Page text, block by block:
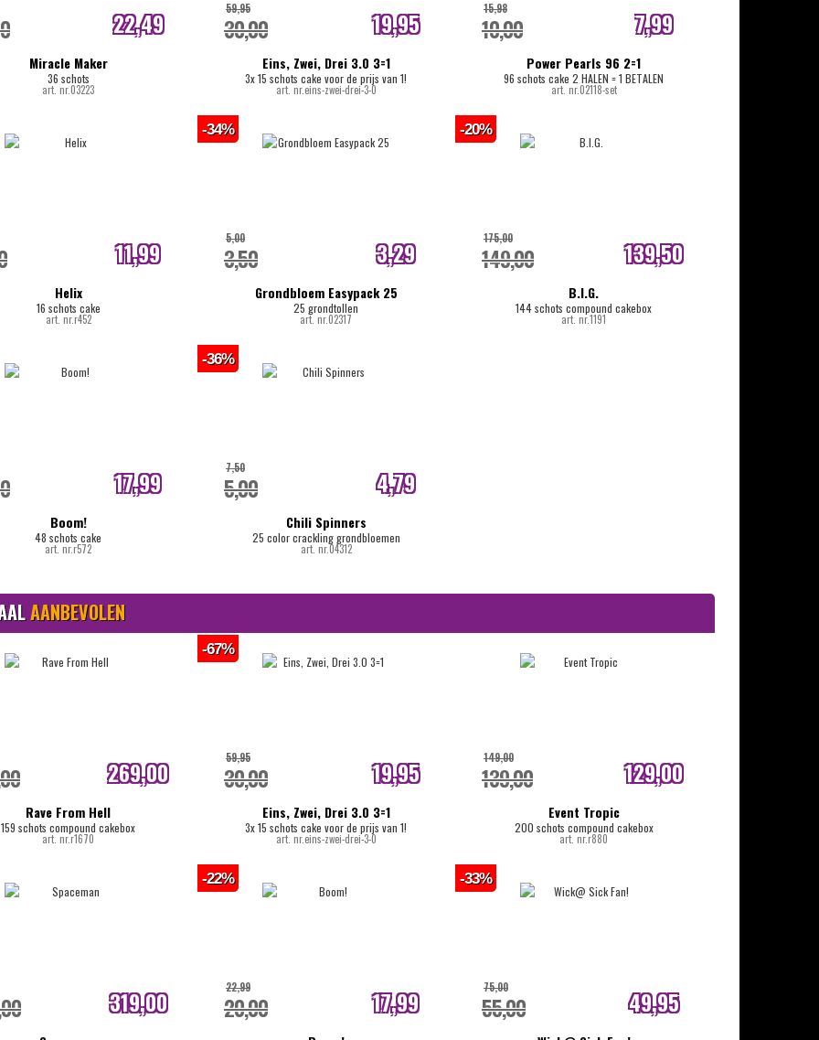
Miracle Maker
36 schots
art. nr.03223
22,49
internetprijs
Eins, Zwei, Drei 3.0 3=1
3x 15 schots cake voor de prijs van 1!
art. nr.eins-zwei-drei-3-0
30,00
59,95 19,95
internetprijs
Power Pearls 96 2=1
96 schots cake 2 HALEN = 1 BETALEN
art. nr.02118-set
10,00
15,98 7,99
internetprijs
Helix
16 schots cake
art. nr.r452
11,99
internetprijs
Grondbloem Easypack 25
25 grondtollen
art. nr.02317
3,50
5,00 3,29
internetprijs
-34%
B.I.G.
144 schots compound cakebox
art. nr.1191
149,00
175,00 139,50
internetprijs
-20%
Boom!
48 schots cake
art. nr.r572
17,99
internetprijs
Chili Spinners
25 color crackling grondbloemen
art. nr.04312
5,00
7,50 4,79
internetprijs
-36%
AANBEVOLEN
Rave From Hell
159 schots compound cakebox
art. nr.r1670
269,00
internetprijs
Eins, Zwei, Drei 3.0 3=1
3x 15 schots cake voor de prijs van 1!
art. nr.eins-zwei-drei-3-0
30,00
59,95 19,95
internetprijs
-67%
Event Tropic
200 schots compound cakebox
art. nr.r880
139,00
149,00 129,00
internetprijs
319,00
internetprijs 20,00
22,99 17,99
internetprijs
-22%
55,00
75,00 49,95
internetprijs
-33%